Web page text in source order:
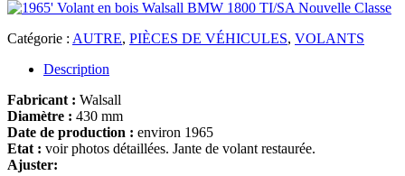
Catégorie : AUTRE, PIÈCES DE VÉHICULES, VOLANTS
Description
Fabricant : Walsall
Diamètre : 430 mm
Date de production : environ 1965
Etat : voir photos détaillées. Jante de volant restaurée.
Ajuster: